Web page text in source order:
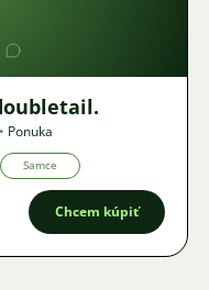
• Ponuka
Samce
Chcem kúpiť